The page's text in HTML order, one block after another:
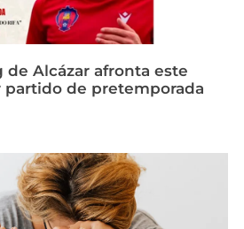
de Alcázar afronta este
de pretemporada